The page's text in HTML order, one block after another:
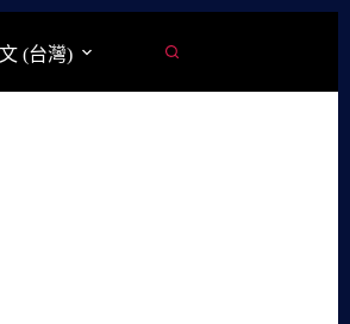
(台灣)